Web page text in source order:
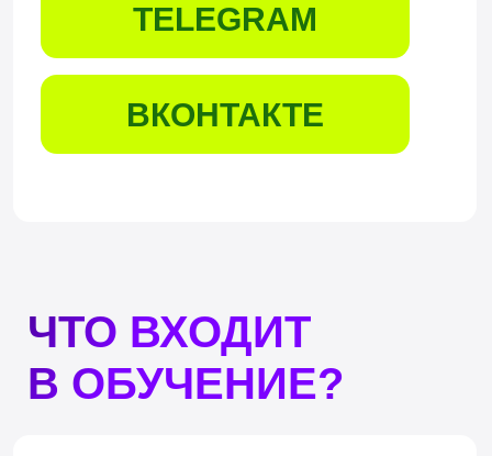
КТО МЫ?
HOME
DIGITAL
SCHOOL
3 000+студентов учатся
онлайн прямо сейчас
7 лет обучаем CG